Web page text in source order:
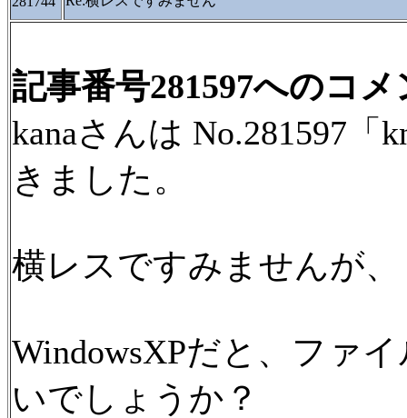
記事番号281597へのコメ
kanaさんは No.281597
きました。
横レスですみませんが、
WindowsXPだと、ファ
いでしょうか？